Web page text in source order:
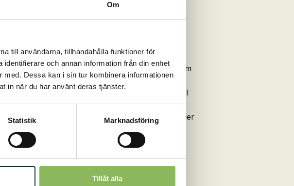
Om
till användarna, tillhandahålla funktioner för
och annan information från din enhet
Dessa kan i sin tur kombinera informationen
in när du har använt deras tjänster.
Statistik Marknadsföring
Tillåt alla
Specifika näringsämnen som magnesium
avslappning av musklerna efter
E-vitamin förbättrar cellens tillgång till
även kallade fria radikaler. Brist kan visa sig i
arbetsglädje. Makor® är särskilt värdefullt under
vid stallbyte eller väderförändringar, vid längre